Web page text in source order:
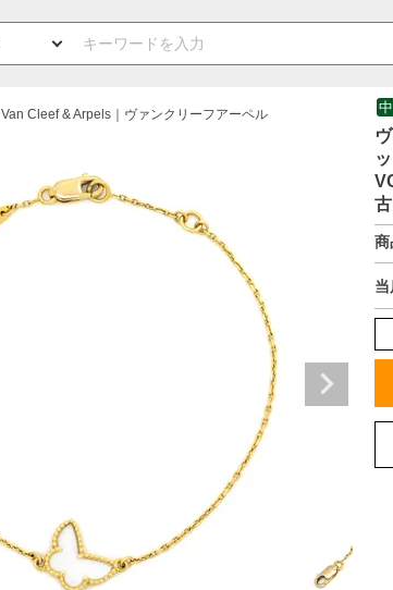
Van Cleef & Arpels｜ヴァンクリーフアーペル
商